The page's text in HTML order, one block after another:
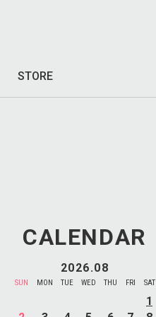
STORE
CALENDAR
2026.08
SUN MON TUE WED THU FRI SAT
1